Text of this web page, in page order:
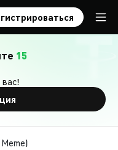
15